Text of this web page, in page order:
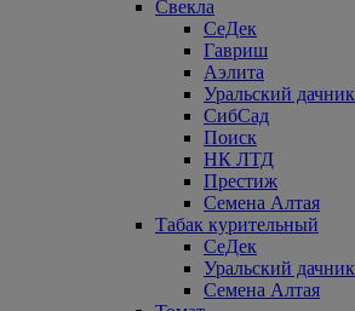
Свекла
СеДек
Гавриш
Аэлита
Уральский дачник
СибСад
Поиск
НК ЛТД
Престиж
Семена Алтая
Табак курительный
СеДек
Уральский дачник
Семена Алтая